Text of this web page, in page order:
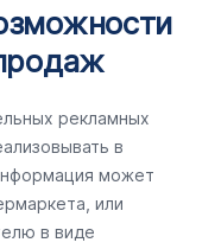
рекламных
в
может
или
в виде